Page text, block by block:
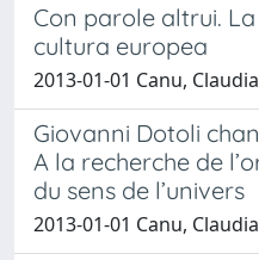
Con parole altrui.
cultura europea
2013-01-01 Canu, Claudia
Giovanni Dotoli
A la recherche de
du sens de l’univers
2013-01-01 Canu, Claudia